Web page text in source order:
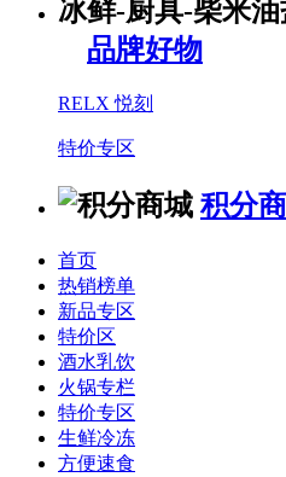
品牌好物
RELX 悦刻
特价专区
积分
首页
热销榜单
新品专区
特价区
酒水乳饮
火锅专栏
特价专区
生鲜冷冻
方便速食